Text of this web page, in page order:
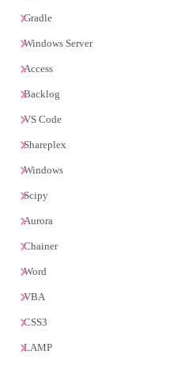
Gradle
Windows Server
Access
Backlog
VS Code
Shareplex
Windows
Scipy
Aurora
Chainer
Word
VBA
CSS3
LAMP